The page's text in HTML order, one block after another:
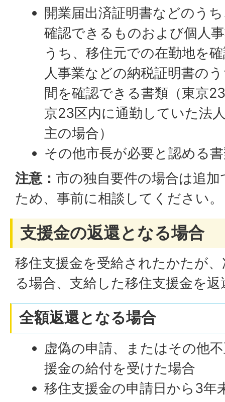
開業届出済証明書などのう
確認できるものおよび個人
うち、移住元での在勤地を
人事業などの納税証明書の
間を確認できる書類（東京
京23区内に通勤していた法
主の場合）
その他市長が必要と認める
注意： 市の独自要件の場合は追
ため、事前に相談してください。
支援金の返還となる場合
移住支援金を受給されたかたが
る場合、支給した移住支援金を
全額返還となる場合
虚偽の申請、またはその他
援金の給付を受けた場合
移住支援金の申請日から3年